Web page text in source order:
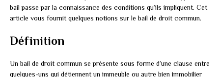
bail passe par la connaissance des conditions qu’ils impliquent. Cet
article vous fournit quelques notions sur le bail de droit commun.
Définition
Un bail de droit commun se présente sous forme d’une clause entre
quelques-uns qui détiennent un immeuble ou autre bien immobilier